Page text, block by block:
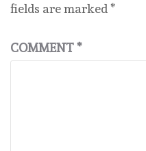
fields are marked *
COMMENT*